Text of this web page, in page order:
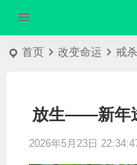
首页 改变命运 戒
放生——新年
2026年5月23日